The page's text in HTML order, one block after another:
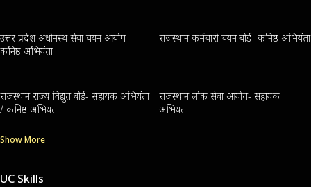
उत्तर प्रदेश अधीनस्थ सेवा चयन आयोग-
कनिष्ठ अभियंता
राजस्थान कर्मचारी चयन बोर्ड- कनिष्ठ अभियंता
राजस्थान राज्य विद्युत बोर्ड- सहायक अभियंता
/ कनिष्ठ अभियंता
राजस्थान लोक सेवा आयोग- सहायक
अभियंता
Show More
UC Skills